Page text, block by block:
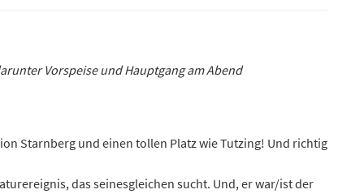
Vorspeise und Hauptgang am Abend
Starnberg und einen tollen Platz wie Tutzing! Und richtig
das seinesgleichen sucht. Und, er war/ist der